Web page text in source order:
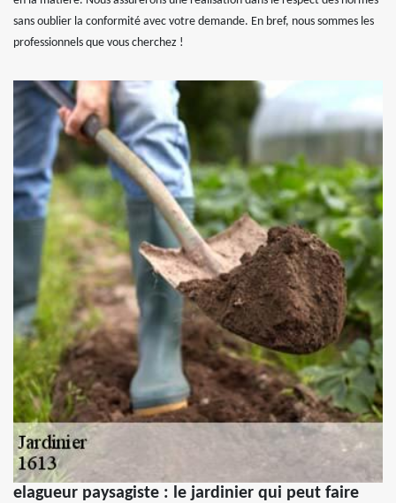
sans oublier la conformité avec votre demande. En bref, nous sommes les
professionnels que vous cherchez !
elagueur paysagiste : le jardinier qui peut faire